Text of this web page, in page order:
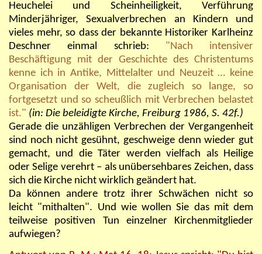
Heuchelei und Scheinheiligkeit, Verführung
Minderjähriger, Sexualverbrechen an Kindern und
vieles mehr, so dass der bekannte Historiker Karlheinz
Deschner einmal schrieb: "Nach intensiver
Beschäftigung mit der Geschichte des Christentums
kenne ich in Antike, Mittelalter und Neuzeit … keine
Organisation der Welt, die zugleich so lange, so
fortgesetzt und so scheußlich mit Verbrechen belastet
ist." (in: Die beleidigte Kirche, Freiburg 1986, S. 42f.)
Gerade die unzähligen Verbrechen der Vergangenheit
sind noch nicht gesühnt, geschweige denn wieder gut
gemacht, und die Täter werden vielfach als Heilige
oder Selige verehrt – als unübersehbares Zeichen, dass
sich die Kirche nicht wirklich geändert hat.
Da können andere trotz ihrer Schwächen nicht so
leicht "mithalten". Und wie wollen Sie das mit dem
teilweise positiven Tun einzelner Kirchenmitglieder
aufwiegen?